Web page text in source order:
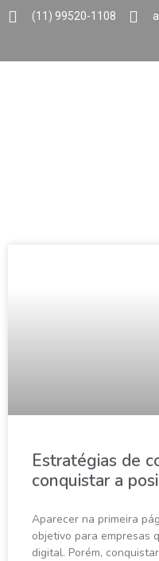
(11) 99520-1108
Estratégias de
conquistar a
Aparecer na primeira
objetivo para empresas
digital. Porém,